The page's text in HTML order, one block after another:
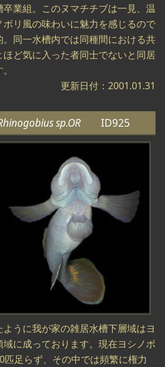
卒業組。このヌマチチブは一見、温
リ風の味わいに魅力を感じるので
同一水槽内では同種間における共
ど気に入った者同士でないと同居
更新日付：2001.01.31
sp.OR ID925
うに我が家の雑居水槽下層域はヨ
に成っております。現在ヨシノボ
匹足らず、その中では頻繁に権力